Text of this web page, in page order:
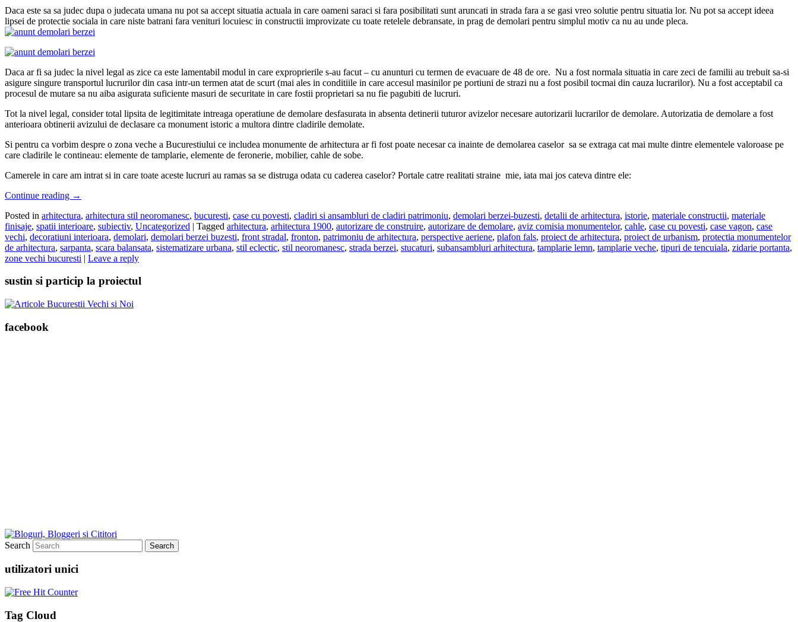
Daca este sa sa judec dupa o judecata umana nu pot sa accept situatia actuala in care oameni saraci si fara posibilitati sunt aruncati in strada fara a se gasi vreo solutie pentru situatia lor. Nu pot sa accept ideea
lipsei de protectie sociala in care niste batrani fara venituri locuiesc in constructii improvizate cu toate retelele debransate, in prag de demolari pentru simplul motiv ca nu au unde pleca.
Daca ar fi sa judec la nivel legal as zice ca este lamentabil modul in care exproprierile s-au facut – cu anunturi cu termen de evacuare de 48 de ore. Nu a fost normala situatia in care zeci de familii au trebuit sa-si
asigure singure transportul lucrurilor din casa intr-un termen atat de scurt (mai ales in conditiile in care accesul masinilor pe portiuni de strazi nu a fost posibil tocmai din cauza lucrarilor). Nu a fost acceptabil ca
procesul de mutare sa nu aiba asigurata suficiente masuri de securitate in care fostii proprietari sa nu fie pagubiti de lucruri.
Tot la nivel legal, consider total lipsita de legitimitate intreaga operatiune de demolare desfasurata in absenta detinerii tuturor avizelor necesare autorizarii lucrarilor de demolare. Autorizatia de demolare a fost
anterioara obtinerii avizului de declasare ca monument istoric a multora dintre cladirile demolate.
Si pentru ca vorbim despre o zona veche a Bucurestiului ce includea monumente de arhitectura ar fi fost poate necesar ca inainte de demolarea caselor sa se extraga cat mai multe dintre elementele valoroase pe
care cladirile le contineau: elemente de tamplarie, elemente de feronerie, mobilier, cahle de sobe.
Camerele in care am intrat si in care toate aceste lucruri au ramas sa se distruga odata cu caderea caselor? Portale catre realitati straine mie, iata mai jos cateva dintre ele:
Continue reading →
Posted in arhitectura, arhitectura stil neoromanesc, bucuresti, case cu povesti, cladiri si ansambluri de cladiri patrimoniu, demolari berzei-buzesti, detalii de arhitectura, istorie, materiale constructii, materiale
finisaje, spatii interioare, subiectiv, Uncategorized | Tagged arhitectura, arhitectura 1900, autorizare de construire, autorizare de demolare, aviz comisia monumentelor, cahle, case cu povesti, case vagon, case
vechi, decoratiuni interioara, demolari, demolari berzei buzesti, front stradal, fronton, patrimoniu de arhitectura, perspective aeriene, plafon fals, proiect de arhitectura, proiect de urbanism, protectia monumentelor
de arhitectura, sarpanta, scara balansata, sistematizare urbana, stil eclectic, stil neoromanesc, strada berzei, stucaturi, subansambluri arhitectura, tamplarie lemn, tamplarie veche, tipuri de tencuiala, zidarie portanta,
zone vechi bucuresti | Leave a reply
sustin si particip la proiectul
facebook
Search
utilizatori unici
Tag Cloud